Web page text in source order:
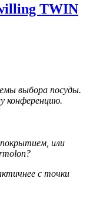
TWIN
выбора посуды.
конференцию.
или
с точки